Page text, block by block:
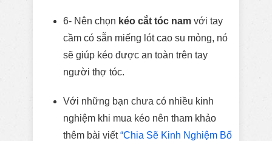
6- Nên chọn kéo cắt tóc nam với tay
cầm có sẵn miếng lót cao su mỏng, nó
sẽ giúp kéo được an toàn trên tay
người thợ tóc.
Với những bạn chưa có nhiều kinh
nghiệm khi mua kéo nên tham khảo
thêm bài viết“Chia Sẽ Kinh Nghiệm Bổ